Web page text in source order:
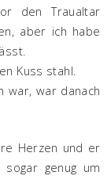
den Traualtar
aber ich habe
Kuss stahl.
war, war danach
Herzen und er
genug um